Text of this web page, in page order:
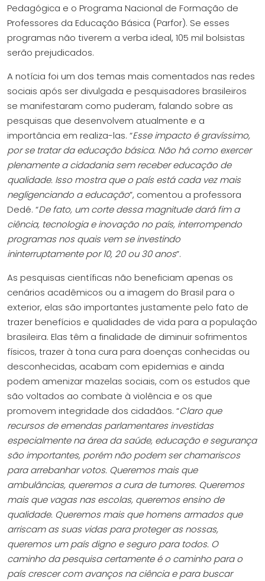
Pedagógica e o Programa Nacional de Formação de
Professores da Educação Básica (Parfor). Se esses
programas não tiverem a verba ideal, 105 mil bolsistas
serão prejudicados.
A notícia foi um dos temas mais comentados nas redes
sociais após ser divulgada e pesquisadores brasileiros
se manifestaram como puderam, falando sobre as
pesquisas que desenvolvem atualmente e a
importância em realiza-las. “Esse impacto é gravíssimo,
por se tratar da educação básica. Não há como exercer
plenamente a cidadania sem receber educação de
qualidade. Isso mostra que o país está cada vez mais
negligenciando a educação”, comentou a professora
Dedé. “De fato, um corte dessa magnitude dará fim a
ciência, tecnologia e inovação no país, interrompendo
programas nos quais vem se investindo
ininterruptamente por 10, 20 ou 30 anos”.
As pesquisas científicas não beneficiam apenas os
cenários acadêmicos ou a imagem do Brasil para o
exterior, elas são importantes justamente pelo fato de
trazer benefícios e qualidades de vida para a população
brasileira. Elas têm a finalidade de diminuir sofrimentos
físicos, trazer à tona cura para doenças conhecidas ou
desconhecidas, acabam com epidemias e ainda
podem amenizar mazelas sociais, com os estudos que
são voltados ao combate à violência e os que
promovem integridade dos cidadãos. “Claro que
recursos de emendas parlamentares investidas
especialmente na área da saúde, educação e segurança
são importantes, porém não podem ser chamariscos
para arrebanhar votos. Queremos mais que
ambulâncias, queremos a cura de tumores. Queremos
mais que vagas nas escolas, queremos ensino de
qualidade. Queremos mais que homens armados que
arriscam as suas vidas para proteger as nossas,
queremos um país digno e seguro para todos. O
caminho da pesquisa certamente é o caminho para o
país crescer com avanços na ciência e para buscar